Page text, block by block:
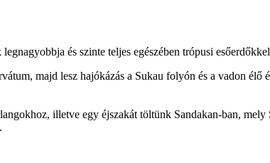
és szinte teljes egészében trópusi
majd lesz hajókázás a Sukau folyón és a vadon
illetve egy éjszakát töltünk Sandakan-ban,